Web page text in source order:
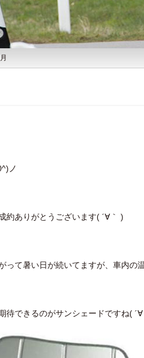
ノ
約ありがとうございます( ´∀｀ )
って暑い日が続いてますが、車内の
待できるのがサンシェードですね(